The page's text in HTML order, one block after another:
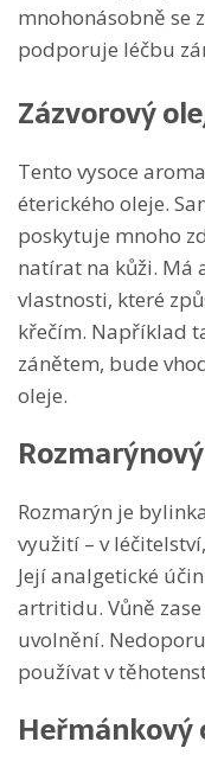
mnohonásobně se
podporuje léčbu
Zázvorový
Tento vysoce
éterického oleje.
poskytuje mnoho
natírat na kůži. Má
vlastnosti, které
křečím. Například
zánětem, bude
oleje.
Rozmarýn je
využití – v
Její analgetické
artritidu. Vůně
uvolnění.
používat v
Heřmánkový